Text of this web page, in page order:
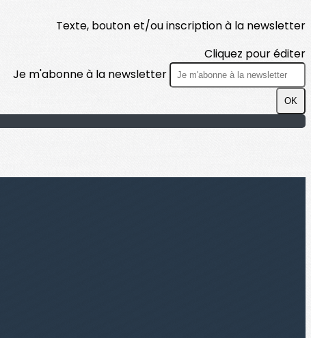
Texte, bouton et/ou inscription à la newsletter
Cliquez pour éditer
Je m'abonne à la newsletter
OK